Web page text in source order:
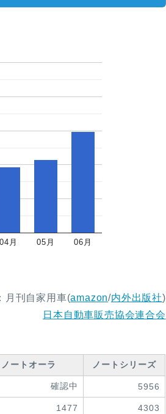
04月 05月 06月
月刊自家用車(amazon/内外出版社)
日本自動車販売協会連合会
ノートオーラ ノートシリーズ
確認中 5956
1477 4303